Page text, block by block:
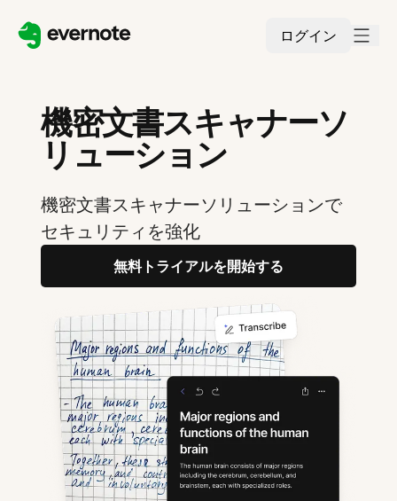
ログイン
機密文書スキャナーソ
リューション
機密文書スキャナーソリューションで
セキュリティを強化
無料トライアルを開始する